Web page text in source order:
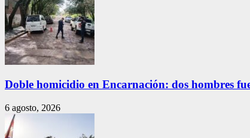
Doble homicidio en Encarnación: dos hombres
6 agosto, 2026